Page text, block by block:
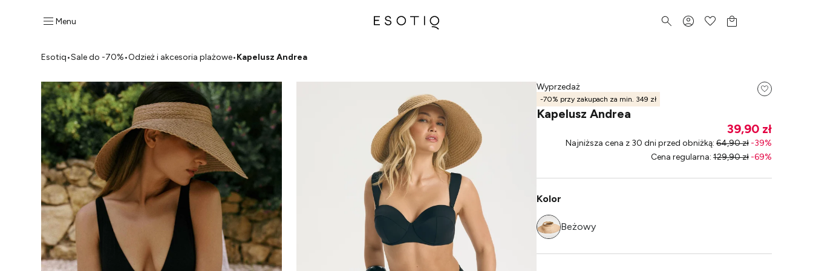
Menu
Esotiq•Sale do -70%•Odzież i akcesoria plażowe•Kapelusz Andrea
Wyprzedaż
-70% przy zakupach za min. 349 zł
Kapelusz Andrea
39,90 zł
Najniższa cena z 30 dni przed obniżką: 64,90 zł -39%
Cena regularna: 129,90 zł -69%
Kolor
Beżowy